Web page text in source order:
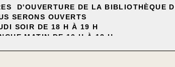
D'OUVERTURE DE LA BIBLIOTHÈQUE
SERONS OUVERTS
SOIR DE 18 H À 19 H
MATIN DE 10 H À 12 H